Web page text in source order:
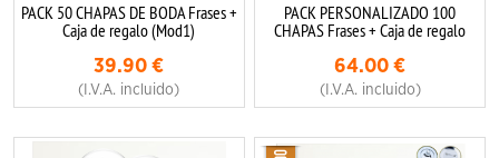
PACK 50 CHAPAS DE BODA Frases +
Caja de regalo (Mod1)
39.90 €
(I.V.A. incluido)
PACK PERSONALIZADO 100
CHAPAS Frases + Caja de regalo
64.00 €
(I.V.A. incluido)